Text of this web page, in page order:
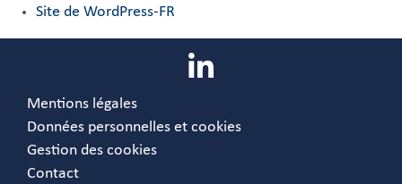
Site de WordPress-FR
Mentions légales
Données personnelles et cookies
Gestion des cookies
Contact